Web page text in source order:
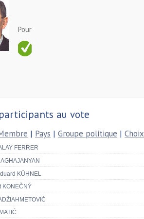
Pour
au vote
| Pays | Groupe politique | Choix
FERRER
KÜHNEL
KONEČNÝ